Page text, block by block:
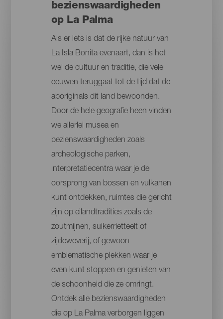
bezienswaardigheden
op La Palma
Als er iets is dat de rijke natuur van
La Isla Bonita evenaart, dan is het
wel de cultuur en traditie, die vele
eeuwen teruggaat tot de tijd dat de
aboriginals dit land bewoonden.
Door de hele geografie heen vinden
we allerlei musea en
bezienswaardigheden zoals
archeologische parken,
interpretatiecentra waar je de
oorsprong van bossen en vulkanen
kunt ontdekken, ruimtes die gericht
zijn op eilandtradities zoals de
zoutmijnen, suikerrietteelt of
zijdeweverij, of gewoon
emblematische plekken waar je
even kunt stoppen en genieten van
de schoonheid die ze omringt.
Ontdek alle bezienswaardigheden
die op La Palma verborgen liggen